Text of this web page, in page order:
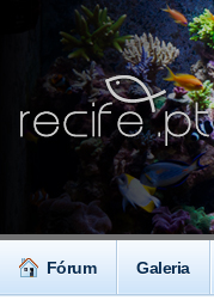
Fórum Galeria